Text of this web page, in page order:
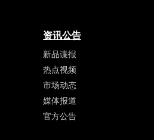
资讯公告
新品谍报
热点视频
市场动态
媒体报道
官方公告